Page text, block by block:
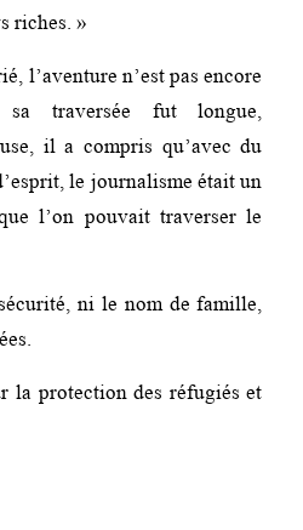
riches. »
l’aventure n’est pas encore
traversée fut longue,
il a compris qu’avec du
le journalisme était un
l’on pouvait traverser le
ni le nom de famille,
la protection des réfugiés et